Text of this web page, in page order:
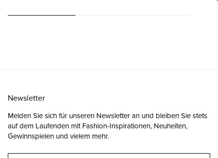
Newsletter
Melden Sie sich für unseren Newsletter an und bleiben Sie stets
auf dem Laufenden mit Fashion-Inspirationen, Neuheiten,
Gewinnspielen und vielem mehr.